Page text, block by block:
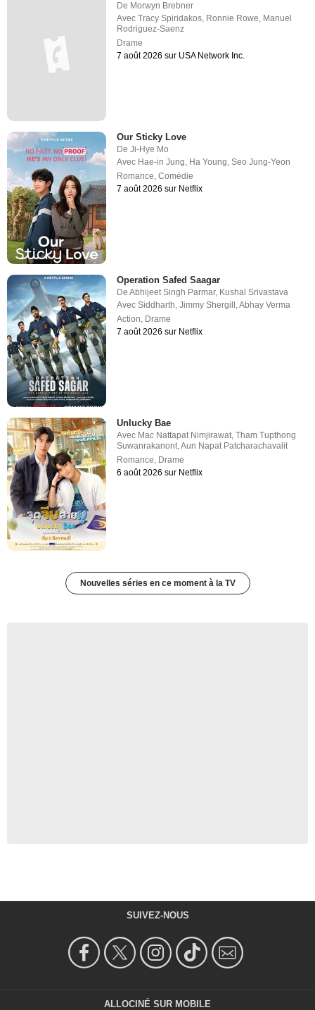
De Morwyn Brebner
AvecTracy Spiridakos, Ronnie Rowe, Manuel
Rodriguez-Saenz
Drame
7 août 2026 sur USA Network Inc.
Our Sticky Love
DeJi-Hye Mo
Avec Hae-in Jung Ha Young ,Seo Jung-Yeon
Romance ,Comédie
7 août 2026 sur Netflix
Operation Safed Saagar
DeAbhijeet Singh Parmar, Kushal Srivastava
AvecSiddharth,Jimmy Shergill ,Abhay Verma
Action, Drame
7 août 2026 sur Netflix
Unlucky Bae
Avec Mac Nattapat Nimjirawat,Tham Tupthong
Suwanrakanont,Aun Napat Patcharachavalit
Romance, Drame
6 août 2026 sur Netflix
Nouvelles séries en ce moment à la TV
SUIVEZ-NOUS
ALLOCINÉ SUR MOBILE